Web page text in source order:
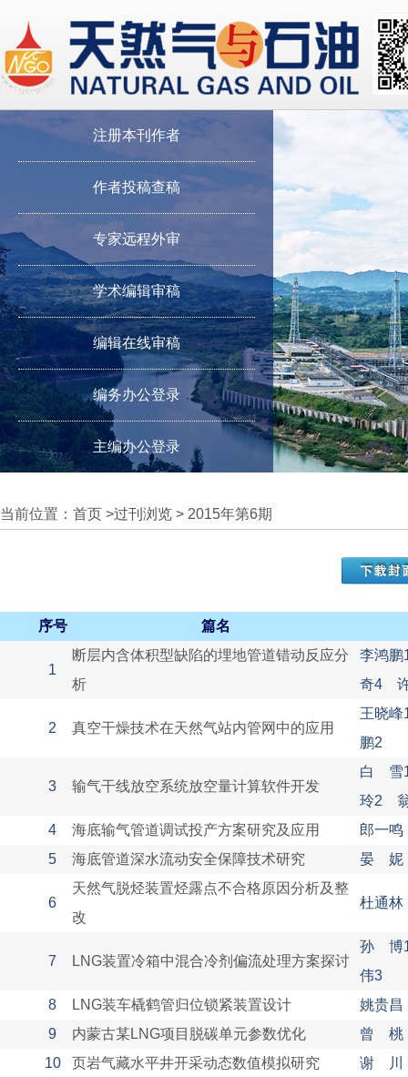
注册本刊作者
作者投稿查稿
专家远程外审
学术编辑审稿
编辑在线审稿
编务办公登录
主编办公登录
当前位置： 首页 >过刊浏览 > 2015年第6期
序号 篇名
1
断层内含体积型缺陷的埋地管道错动反应分
析
李鸿
奇4
2 真空干燥技术在天然气站内管网中的应用
王晓
鹏2
3 输气干线放空系统放空量计算软件开发
白 雪
玲2
4
海底输气管道调试投产方案研究及应用
郎一
5
海底管道深水流动安全保障技术研究 晏 妮
6
天然气脱烃装置烃露点不合格原因分析及整
改
杜通
7 LNG装置冷箱中混合冷剂偏流处理方案探讨
孙 博
伟3
8
LNG装车橇鹤管归位锁紧装置设计
姚贵
9
内蒙古某LNG项目脱碳单元参数优化
曾 桃
10
页岩气藏水平井开采动态数值模拟研究 谢